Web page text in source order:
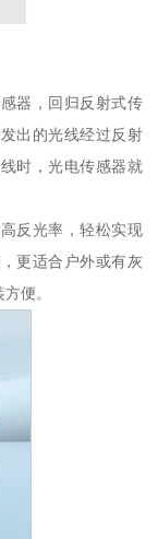
器，回归反射式传
出的光线经过反射
时，光电传感器就
反光率，轻松实现
更适合户外或有灰
便。